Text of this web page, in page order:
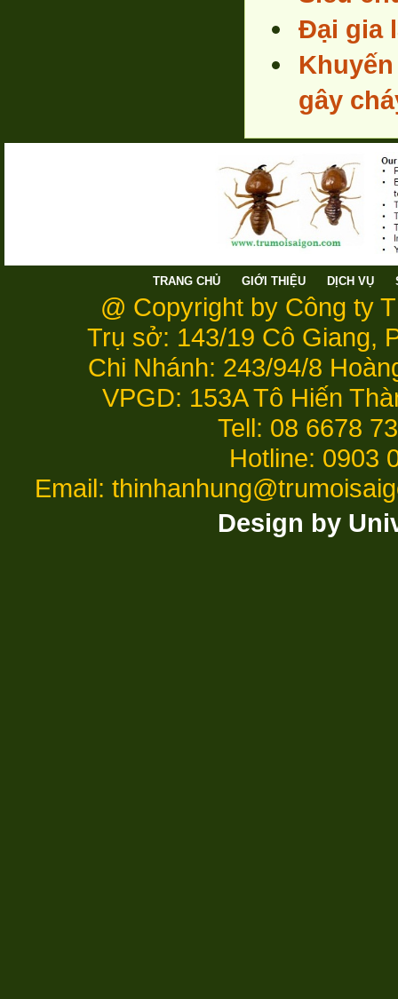
Đại gia
gây
TRANG CHỦ GIỚI THIỆU DỊCH VỤ
@ Copyright by Công ty
Trụ sở: 143/19 Cô Giang,
Chi Nhánh: 243/94/8
VPGD: 153A Tô Hiến
Tell: 08 6678
Hotline: 0903
Email:
Design by